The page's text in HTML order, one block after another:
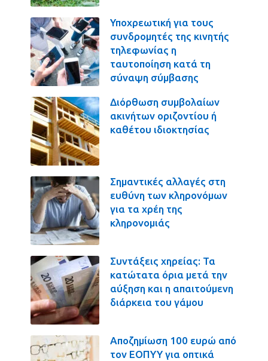
Υποχρεωτική για τους
συνδρομητές της κινητής
τηλεφωνίας η
ταυτοποίηση κατά τη
σύναψη σύμβασης
Διόρθωση συμβολαίων
ακινήτων οριζοντίου ή
καθέτου ιδιοκτησίας
Σημαντικές αλλαγές στη
ευθύνη των κληρονόμων
για τα χρέη της
κληρονομιάς
Συντάξεις χηρείας: Τα
κατώτατα όρια μετά την
αύξηση και η απαιτούμενη
διάρκεια του γάμου
Αποζημίωση 100 ευρώ από
τον ΕΟΠΥΥ για οπτικά